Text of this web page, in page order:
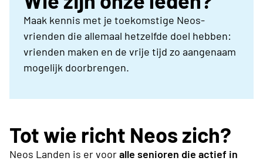
Maak kennis met je toekomstige Neos-
vrienden die allemaal hetzelfde doel hebben:
vrienden maken en de vrije tijd zo aangenaam
mogelijk doorbrengen.
Tot wie richt Neos zich?
Neos Landen is er vooralle senioren die actief in